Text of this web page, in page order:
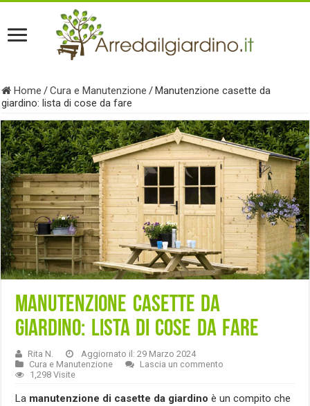
Home /Cura e Manutenzione /Manutenzione casette da
giardino: lista di cose da fare
Manutenzione casette da
giardino: lista di cose da fare
Rita N.
Aggiornato il: 29 Marzo 2024
Cura e Manutenzione
Lascia un commento
1,298 Visite
La manutenzione di casette da giardino è un compito che